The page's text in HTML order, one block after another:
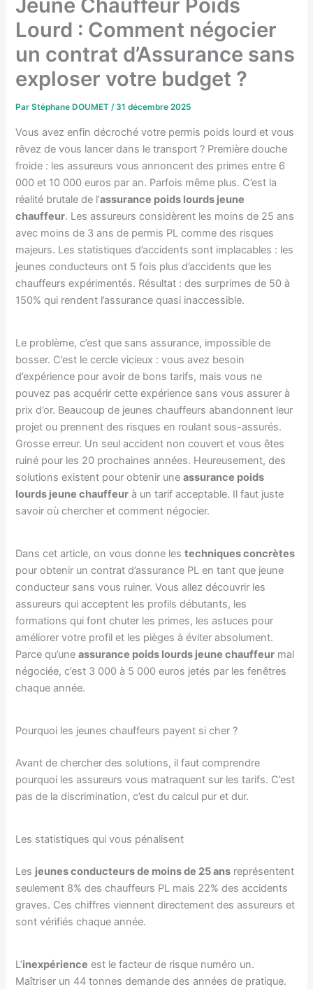
Jeune Chauffeur Poids
Lourd : Comment négocier
un contrat d’Assurance sans
exploser votre budget ?
ParStéphane DOUMET/ 31 décembre 2025
Vous avez enfin décroché votre permis poids lourd et vous
rêvez de vous lancer dans le transport ? Première douche
froide : les assureurs vous annoncent des primes entre 6
000 et 10 000 euros par an. Parfois même plus. C’est la
réalité brutale de l’assurance poids lourds jeune
chauffeur. Les assureurs considèrent les moins de 25 ans
avec moins de 3 ans de permis PL comme des risques
majeurs. Les statistiques d’accidents sont implacables : les
jeunes conducteurs ont 5 fois plus d’accidents que les
chauffeurs expérimentés. Résultat : des surprimes de 50 à
150% qui rendent l’assurance quasi inaccessible.
Le problème, c’est que sans assurance, impossible de
bosser. C’est le cercle vicieux : vous avez besoin
d’expérience pour avoir de bons tarifs, mais vous ne
pouvez pas acquérir cette expérience sans vous assurer à
prix d’or. Beaucoup de jeunes chauffeurs abandonnent leur
projet ou prennent des risques en roulant sous-assurés.
Grosse erreur. Un seul accident non couvert et vous êtes
ruiné pour les 20 prochaines années. Heureusement, des
solutions existent pour obtenir uneassurance poids
lourds jeune chauffeur à un tarif acceptable. Il faut juste
savoir où chercher et comment négocier.
Dans cet article, on vous donne lestechniques concrètes
pour obtenir un contrat d’assurance PL en tant que jeune
conducteur sans vous ruiner. Vous allez découvrir les
assureurs qui acceptent les profils débutants, les
formations qui font chuter les primes, les astuces pour
améliorer votre profil et les pièges à éviter absolument.
Parce qu’uneassurance poids lourds jeune chauffeur mal
négociée, c’est 3 000 à 5 000 euros jetés par les fenêtres
chaque année.
Pourquoi les jeunes chauffeurs payent si cher ?
Avant de chercher des solutions, il faut comprendre
pourquoi les assureurs vous matraquent sur les tarifs. C’est
pas de la discrimination, c’est du calcul pur et dur.
Les statistiques qui vous pénalisent
Les jeunes conducteurs de moins de 25 ans représentent
seulement 8% des chauffeurs PL mais 22% des accidents
graves. Ces chiffres viennent directement des assureurs et
sont vérifiés chaque année.
L’inexpérience est le facteur de risque numéro un.
Maîtriser un 44 tonnes demande des années de pratique.